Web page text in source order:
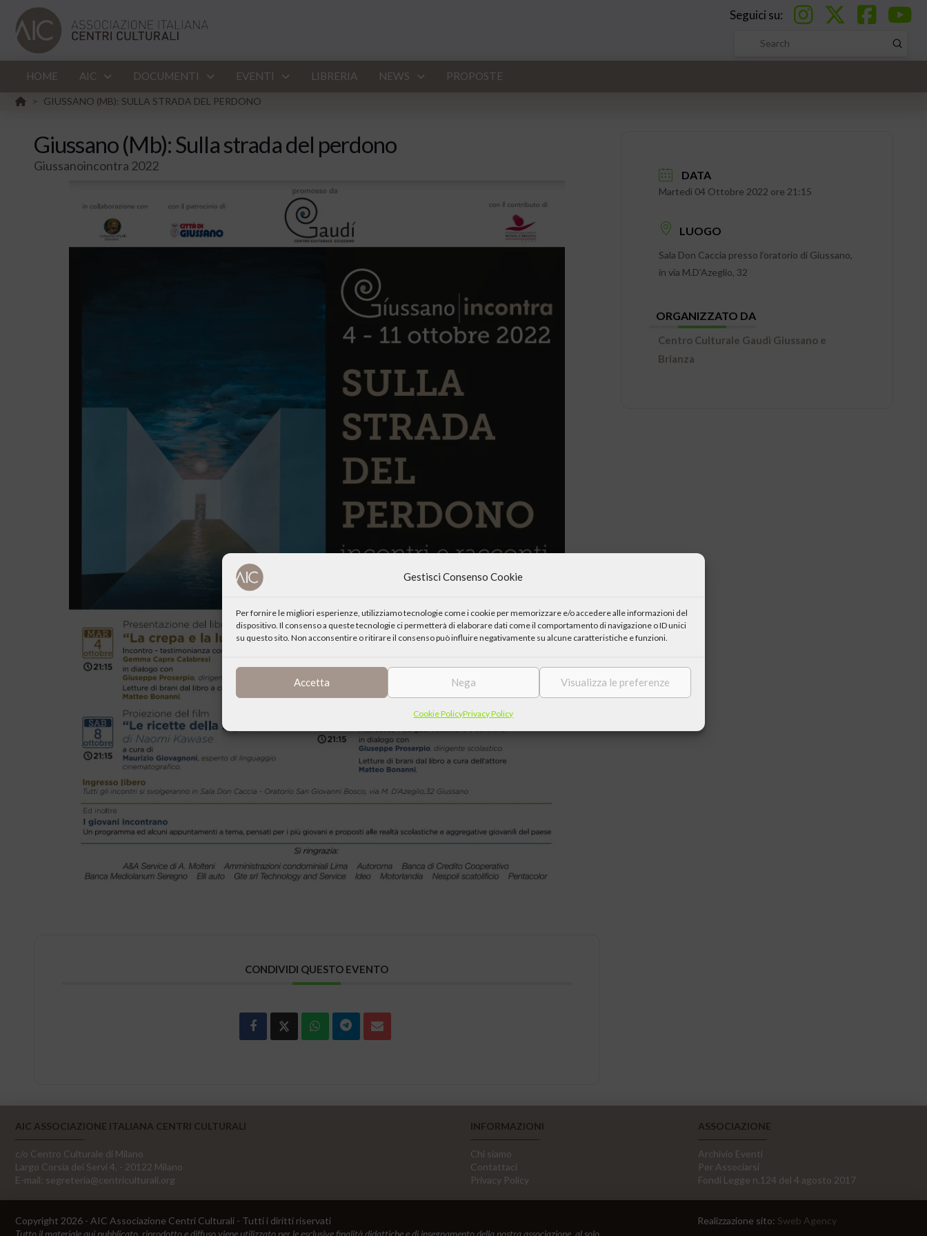
Gestisci Consenso Cookie
Per fornire le migliori esperienze, utilizziamo tecnologie come i cookie per memorizzare e/o accedere alle informazioni del
dispositivo. Il consenso a queste tecnologie ci permetterà di elaborare dati come il comportamento di navigazione o ID unici
su questo sito. Non acconsentire o ritirare il consenso può influire negativamente su alcune caratteristiche e funzioni.
Accetta Nega Visualizza le preferenze
Cookie PolicyPrivacy Policy
Seguici su:
Search
Submit
HOME AIC DOCUMENTI EVENTI LIBRERIA NEWS PROPOSTE
HOME
> GIUSSANO (MB): SULLA STRADA DEL PERDONO
Giussano (Mb): Sulla strada del perdono
Giussanoincontra 2022
CONDIVIDI QUESTO EVENTO
DATA
Martedì 04 Ottobre 2022 ore 21:15
LUOGO
Sala Don Caccia presso l’oratorio di Giussano,
in via M.D’Azeglio, 32
ORGANIZZATO DA
Centro Culturale Gaudì Giussano e
Brianza
AIC ASSOCIAZIONE ITALIANA CENTRI CULTURALI
c/o Centro Culturale di Milano
Largo Corsia dei Servi 4, - 20122 Milano
E-mail: segreteria@centriculturali.org
INFORMAZIONI
Chi siamo
Contattaci
Privacy Policy
ASSOCIAZIONE
Archivio Eventi
Per Associarsi
Fondi Legge n.124 del 4 agosto 2017
Copyright 2026 - AIC Associazione Centri Culturali - Tutti i diritti riservati
Tutto il materiale qui pubblicato, riprodotto e diffuso viene utilizzato per le esclusive finalità didattiche e di insegnamento della nostra associazione, al solo
Realizzazione sito: Sweb Agency